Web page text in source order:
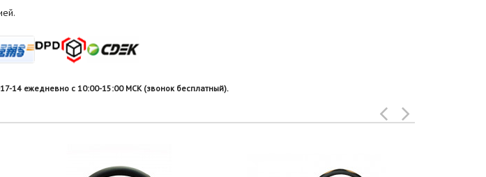
14 ежедневно с 10:00-15:00 МСК (звонок бесплатный).